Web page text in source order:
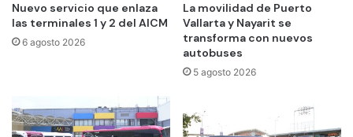
Nuevo servicio que enlaza
las terminales 1 y 2 del AICM
6 agosto 2026
La movilidad de Puerto
Vallarta y Nayarit se
transforma con nuevos
autobuses
5 agosto 2026